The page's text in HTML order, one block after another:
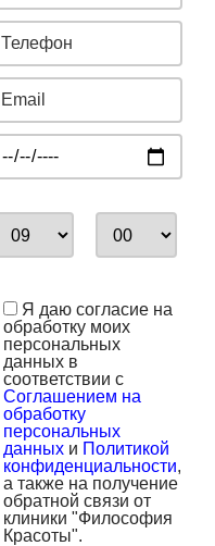
Я даю согласие на
обработку моих
персональных
данных в
соответствии с
Соглашением на
обработку
персональных
данных и Политикой
конфиденциальности,
а также на получение
обратной связи от
клиники "Философия
Красоты".